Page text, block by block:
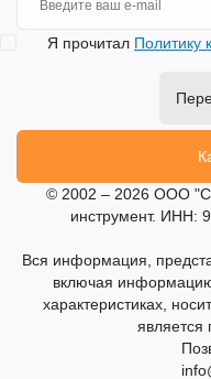
Я прочитал Политику
© 2002 – 2026 ООО
инструмент. ИНН:
Вся информация,
включая
характеристиках,
является